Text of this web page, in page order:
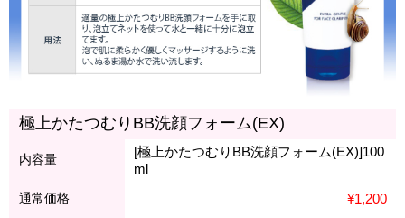
極上かたつむりBB洗顔フォーム(EX)
内容量
[極上かたつむりBB洗顔フォーム(EX)]100
ml
通常価格 ¥1,200